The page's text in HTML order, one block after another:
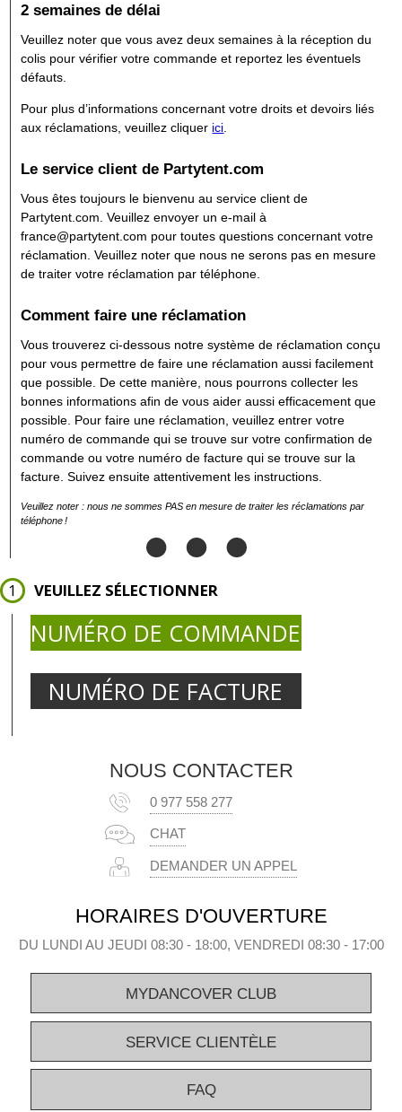
2 semaines de délai
Veuillez noter que vous avez deux semaines à la réception du
colis pour vérifier votre commande et reportez les éventuels
défauts.
Pour plus d’informations concernant votre droits et devoirs liés
aux réclamations, veuillez cliquer ici
Le service client de Partytent.com
Vous êtes toujours le bienvenu au service client de
Partytent.com. Veuillez envoyer un e-mail à
france@partytent.com pour toutes questions concernant votre
réclamation. Veuillez noter que nous ne serons pas en mesure
de traiter votre réclamation par téléphone.
Comment faire une réclamation
Vous trouverez ci-dessous notre système de réclamation conçu
pour vous permettre de faire une réclamation aussi facilement
que possible. De cette manière, nous pourrons collecter les
bonnes informations afin de vous aider aussi efficacement que
possible. Pour faire une réclamation, veuillez entrer votre
numéro de commande qui se trouve sur votre confirmation de
commande ou votre numéro de facture qui se trouve sur la
facture. Suivez ensuite attentivement les instructions.
Veuillez noter : nous ne sommes PAS en mesure de traiter les réclamations par
téléphone !
VEUILLEZ SÉLECTIONNER
NUMÉRO DE COMMANDE
NUMÉRO DE FACTURE
NOUS CONTACTER
0 977 558 277
CHAT
DEMANDER UN APPEL
HORAIRES D'OUVERTURE
DU LUNDI AU JEUDI 08:30 - 18:00, VENDREDI 08:30 - 17:00
MYDANCOVER CLUB
SERVICE CLIENTÈLE
FAQ